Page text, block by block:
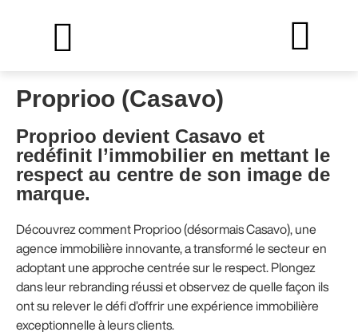
Proprioo (Casavo)
Proprioo devient Casavo et
redéfinit l’immobilier en mettant le
respect au centre de son image de
marque.
Découvrez comment Proprioo (désormais Casavo), une
agence immobilière innovante, a transformé le secteur en
adoptant une approche centrée sur le respect. Plongez
dans leur rebranding réussi et observez de quelle façon ils
ont su relever le défi d’offrir une expérience immobilière
exceptionnelle à leurs clients.